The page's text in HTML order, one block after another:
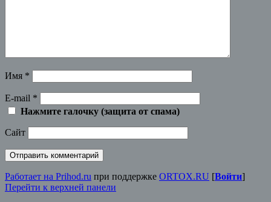
Имя *
E-mail *
Нажмите галочку (защита от спама)
Сайт
Работает на Prihod.ru при поддержке ORTOX.RU [Войти]
Перейти к верхней панели